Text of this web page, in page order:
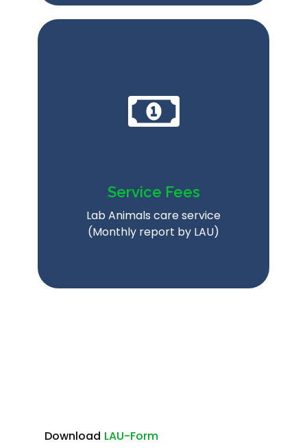
Service Fees
Lab Animals care service
(Monthly report by LAU)
Download LAU-Form